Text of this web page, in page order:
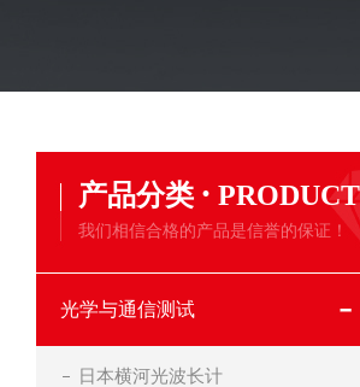
产品分类 · PRODUCT
我们相信合格的产品是信誉的保证！
光学与通信测试
日本横河光波长计